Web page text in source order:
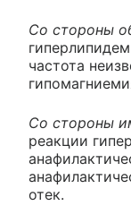
Со стороны
частота
Со стороны
реакции
отек.